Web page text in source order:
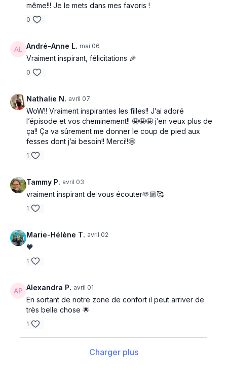
même!!! Je le mets dans mes favoris !
0
André-Anne L. mai 06
Vraiment inspirant, félicitations 🎉
0
Nathalie N. avril 07
WoW!! Vraiment inspirantes les filles!! J’ai adoré
l’épisode et vos cheminement!! 🤩🤩🤩 j’en veux plus de
ça!! Ça va sûrement me donner le coup de pied aux
fesses dont j’ai besoin!! Merci!!🤩
1
Tammy P. avril 03
vraiment inspirant de vous écouter🫶🏼🥰
1
Marie-Hélène T. avril 02
🧡
1
Alexandra P. avril 01
En sortant de notre zone de confort il peut arriver de
très belle chose 🌟
1
Charger plus